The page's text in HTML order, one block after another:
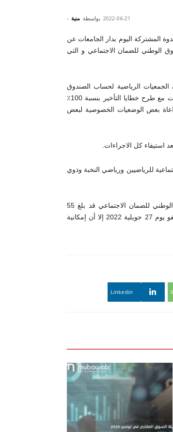
بواسطة منية - 2022-06-21
المشتركة اليوم بدار الجامعات عن
الوطني للضمان الاجتماعي و التي
الرياضية لحساب الصندوق
الوطني للضمان الاجتماعي الي حدود الثلاثية الثانية لسنة 2022 على امتداد 5 سنوات مع طرح خطايا التأخير بنسبة 100٪
بعض الوضعيات الخصوصية لبعض
للرياضيين ورياضي النخبة وذوي
وأكد وزير الشؤون الاجتماعية أن إجمالي ديون الجمعيات الرياضية تجاه الصندوق الوطني للضمان الاجتماعي قد بلغ 55
مليون دينار موزعة على ثماني جامعات رياضية معلنا ان اخر أجل للانخراط في العفو يوم 27 جويلية 2022 إلا أن إمكانية
Linkedin